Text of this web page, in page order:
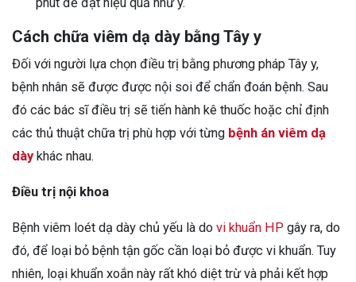
Cách chữa viêm dạ dày bằng Tây y
Đối với người lựa chọn điều trị bằng phương pháp Tây y,
bệnh nhân sẽ được được nội soi để chẩn đoán bệnh. Sau
đó các bác sĩ điều trị sẽ tiến hành kê thuốc hoặc chỉ định
các thủ thuật chữa trị phù hợp với từng bệnh án viêm dạ
dàykhác nhau.
Điều trị nội khoa
Bệnh viêm loét dạ dày chủ yếu là do vi khuẩn HP gây ra, do
đó, để loại bỏ bệnh tận gốc cần loại bỏ được vi khuẩn. Tuy
nhiên, loại khuẩn xoắn này rất khó diệt trừ và phải kết hợp